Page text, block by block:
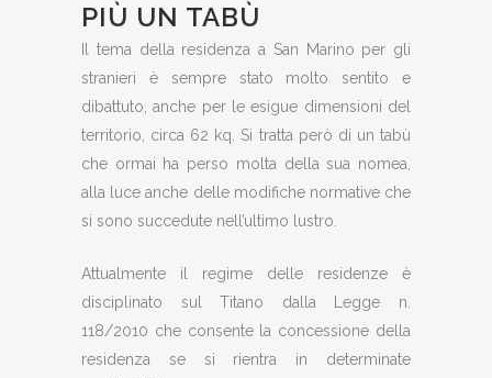
PIÙ UN TABÙ
Il tema della residenza a San Marino per gli
stranieri è sempre stato molto sentito e
dibattuto, anche per le esigue dimensioni del
territorio, circa 62 kq. Si tratta però di un tabù
che ormai ha perso molta della sua nomea,
alla luce anche delle modifiche normative che
si sono succedute nell’ultimo lustro.
Attualmente il regime delle residenze è
disciplinato sul Titano dalla Legge n.
118/2010 che consente la concessione della
residenza se si rientra in determinate